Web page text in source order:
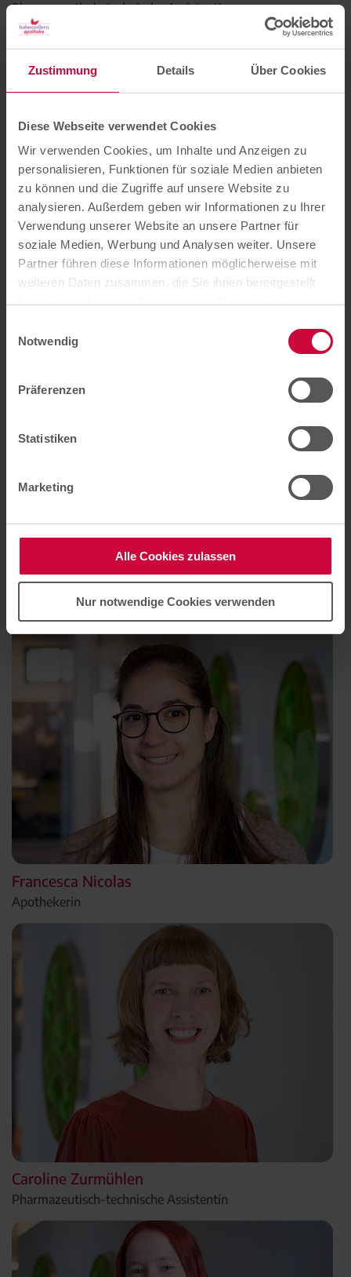
Zustimmung Details Über Cookies
Diese Webseite verwendet Cookies
Wir verwenden Cookies, um Inhalte und Anzeigen zu
personalisieren, Funktionen für soziale Medien anbieten
zu können und die Zugriffe auf unsere Website zu
analysieren. Außerdem geben wir Informationen zu Ihrer
Verwendung unserer Website an unsere Partner für
soziale Medien, Werbung und Analysen weiter. Unsere
Partner führen diese Informationen möglicherweise mit
weiteren Daten zusammen, die Sie ihnen bereitgestellt
notwendigen Cookies zustimmen
hier Ihre
Notwendig
Präferenzen
Statistiken
Marketing
Alle Cookies zulassen
Nur notwendige Cookies verwenden
Pharmazeutisch-technische Assistentin
Katrin Schmellenkamp
Team Assistentin
Lena Wesbuer
Apothekerin
Francesca Nicolas
Apothekerin
Caroline Zurmühlen
Pharmazeutisch-technische Assistentin